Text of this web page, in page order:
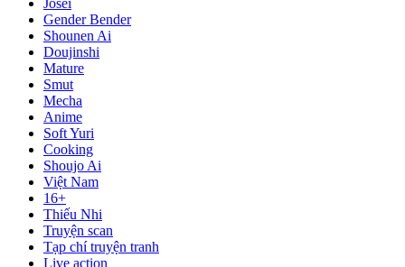
Gender Bender
Shounen Ai
Doujinshi
Mature
Smut
Mecha
Anime
Soft Yuri
Cooking
Shoujo Ai
Việt Nam
16+
Thiếu Nhi
Truyện scan
Tạp chí truyện tranh
Live action